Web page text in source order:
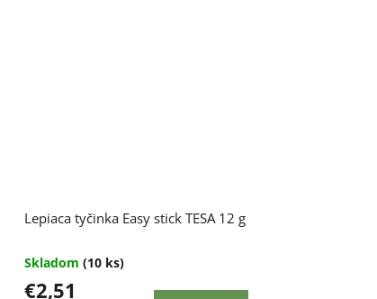
Lepiaca tyčinka Easy stick TESA 12 g
Skladom (10 ks)
€2,51